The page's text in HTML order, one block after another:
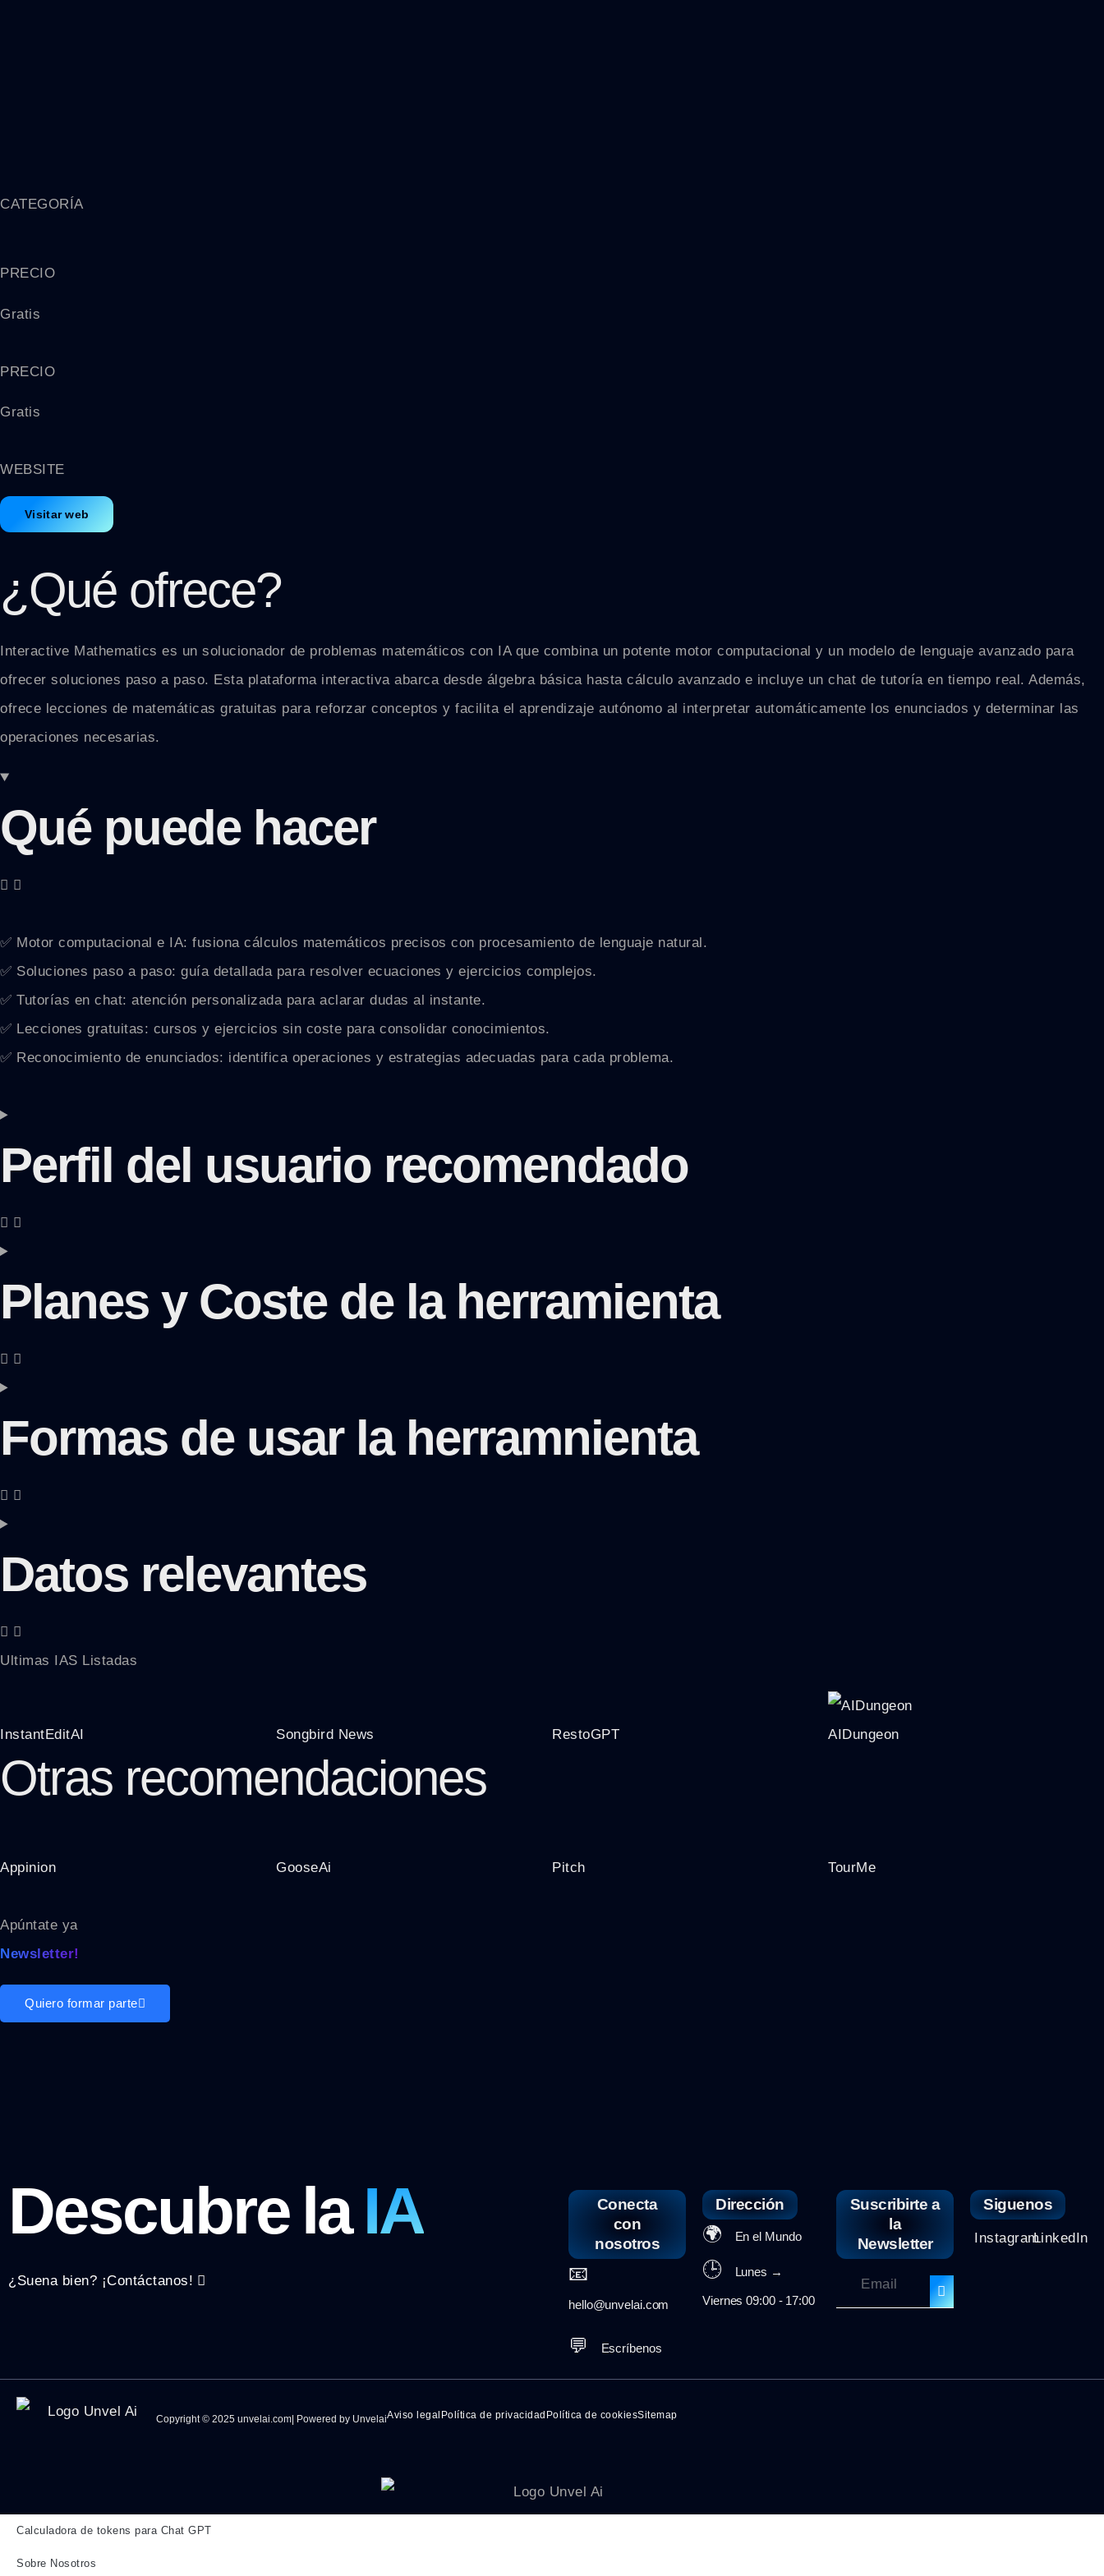
CATEGORÍA
PRECIO
Gratis
PRECIO
Gratis
WEBSITE
Visitar web
¿Qué ofrece?
Interactive Mathematics es un solucionador de problemas matemáticos con IA que combina un potente motor computacional y un modelo de lenguaje avanzado para
ofrecer soluciones paso a paso. Esta plataforma interactiva abarca desde álgebra básica hasta cálculo avanzado e incluye un chat de tutoría en tiempo real. Además,
ofrece lecciones de matemáticas gratuitas para reforzar conceptos y facilita el aprendizaje autónomo al interpretar automáticamente los enunciados y determinar las
operaciones necesarias.
Qué puede hacer
✅ Motor computacional e IA: fusiona cálculos matemáticos precisos con procesamiento de lenguaje natural.
✅ Soluciones paso a paso: guía detallada para resolver ecuaciones y ejercicios complejos.
✅ Tutorías en chat: atención personalizada para aclarar dudas al instante.
✅ Lecciones gratuitas: cursos y ejercicios sin coste para consolidar conocimientos.
✅ Reconocimiento de enunciados: identifica operaciones y estrategias adecuadas para cada problema.
Perfil del usuario recomendado
Planes y Coste de la herramienta
Formas de usar la herramnienta
Datos relevantes
Ultimas IAS Listadas
InstantEditAI Songbird News RestoGPT AIDungeon
Otras recomendaciones
Appinion GooseAi Pitch TourMe
Apúntate ya
Newsletter!
Quiero formar parte
Descubre laIA
¿Suena bien? ¡Contáctanos!
Conecta
con
nosotros
📧
hello@unvelai.com
💬 Escríbenos
Dirección
🌍 En el Mundo
🕒 Lunes →
Viernes 09:00 - 17:00
Suscribirte a
la
Newsletter
Siguenos
InstagramLinkedIn
Copyright © 2025 unvelai.com| Powered by UnvelaiAviso legal Política de privacidad Política de cookiesSitemap
Calculadora de tokens para Chat GPT
Sobre Nosotros